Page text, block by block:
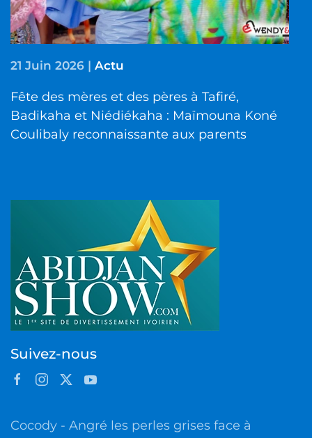
21 Juin 2026 | Actu
Fête des mères et des pères à Tafiré,
Badikaha et Niédiékaha : Maïmouna Koné
Coulibaly reconnaissante aux parents
Suivez-nous
Cocody - Angré les perles grises face à